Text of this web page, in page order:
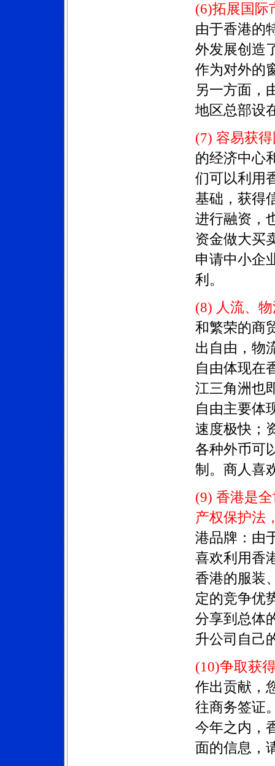
(6)拓展国际
由于香港的
外发展创造
作为对外的
另一方面，
地区总部设
(7) 容易获
的经济中心
们可以利用
基础，获得
进行融资，
资金做大买
申请中小企
利。
(8) 人流、
和繁荣的商
出自由，物
自由体现在
江三角洲也
自由主要体
速度极快；
各种外币可
制。商人喜
(9) 香港是
产权保护法
港品牌：由
喜欢利用香
香港的服装
定的竞争优
分享到总体
升公司自己
(10)争取获
作出贡献，
往商务签证
今年之内，
面的信息，